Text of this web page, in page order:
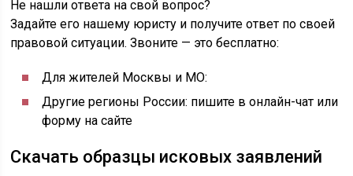
Не нашли ответа на свой вопрос?
Задайте его нашему юристу и получите ответ по своей
правовой ситуации. Звоните — это бесплатно:
Для жителей Москвы и МО:
Другие регионы России: пишите в онлайн-чат или
форму на сайте
Скачать образцы исковых заявлений